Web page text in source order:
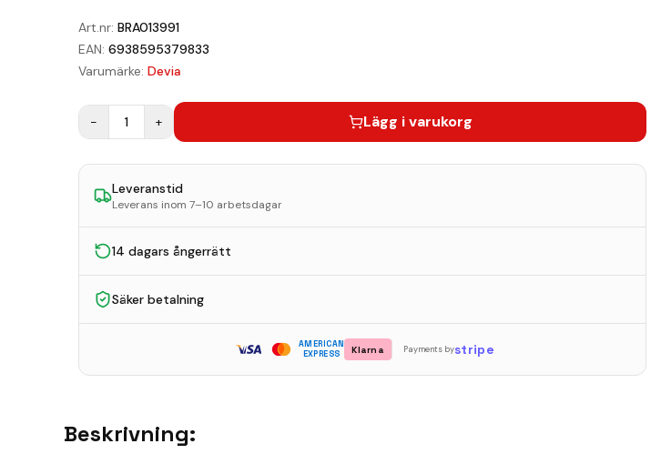
Art.nr: BRA013991
EAN: 6938595379833
Varumärke: Devia
− 1 + Lägg i varukorg
Leveranstid
Leverans inom 7–10 arbetsdagar
14 dagars ångerrätt
Säker betalning
AMERICAN
EXPRESS
Klarna Payments bystripe
Beskrivning: